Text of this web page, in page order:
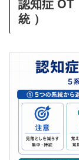
統 ）